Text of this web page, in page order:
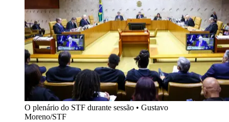
O plenário do STF durante sessão • Gustavo
Moreno/STF